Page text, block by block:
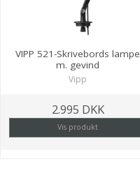
VIPP 521-Skrivebords lampe
m. gevind
Vipp
2.995 DKK
Vis produkt